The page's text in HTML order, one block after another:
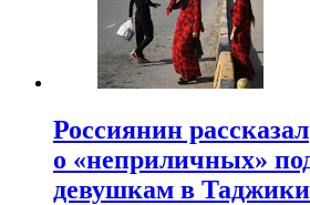
Россиянин рассказал
о «неприличных»
девушкам в